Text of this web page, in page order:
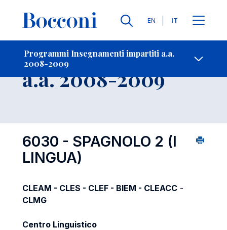
Lingue
EN IT
Programmi Insegnamenti impartiti a.a.
2008-2009
-
Insegnamento
a.a. 2008-2009
6030 - SPAGNOLO 2 (I
LINGUA)
CLEAM - CLES - CLEF - BIEM - CLEACC -
CLMG
Centro Linguistico